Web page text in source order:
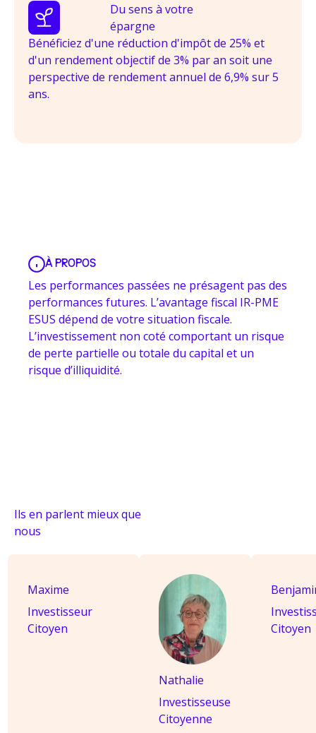
Du sens à votre
épargne
Bénéficiez d'une réduction d'impôt de 25% et
d'un rendement objectif de 3% par an soit une
perspective de rendement annuel de 6,9% sur 5
ans.
À PROPOS
Les performances passées ne présagent pas des
performances futures. L’avantage fiscal IR-PME
ESUS dépend de votre situation fiscale.
L’investissement non coté comportant un risque
de perte partielle ou totale du capital et un
risque d’illiquidité.
Ils en parlent mieux que
nous
Maxime
Investisseur
Citoyen
Nathalie
Investisseuse
Citoyenne
Citoyen